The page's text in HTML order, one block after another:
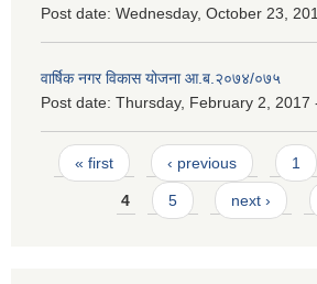
Post date: Wednesday, October 23,
वार्षिक नगर विकास योजना आ.ब.२०७४/०७५
Post date: Thursday, February 2, 2017
Pages
« first ‹ previous 1
4 5 next ›